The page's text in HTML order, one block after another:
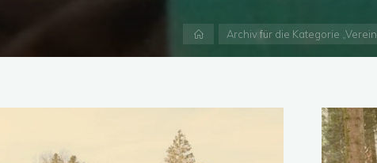
StartArchiv für die Kategorie